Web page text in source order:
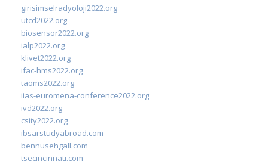
girisimselradyoloji2022.org
utcd2022.org
biosensor2022.org
ialp2022.org
klivet2022.org
ifac-hms2022.org
taoms2022.org
iias-euromena-conference2022.org
ivd2022.org
csity2022.org
ibsarstudyabroad.com
bennusehgall.com
tsecincinnati.com